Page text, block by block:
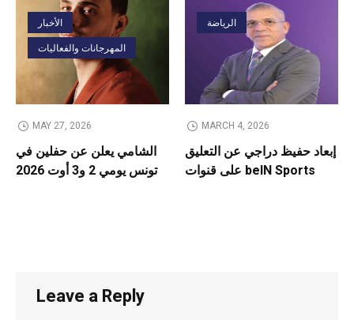
الأخبار
المهرجانات والفعاليات
MAY 27, 2026
الشامي يعلن عن حفلين في
تونس يومي 2 و3 أوت 2026
الرياضة
MARCH 4, 2026
إبعاد حفيظ دراجي عن التعليق
على قنوات beIN Sports
Leave a Reply